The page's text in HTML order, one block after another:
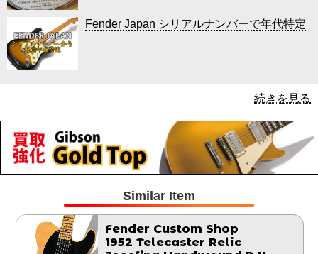
Fender Japan シリアルナンバーで年代特定
続きを見る
Similar Item
Fender Custom Shop
1952 Telecaster Relic